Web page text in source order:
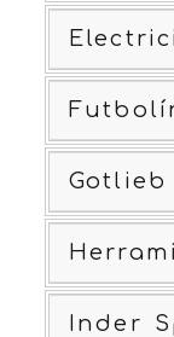
Gotlieb
Inder